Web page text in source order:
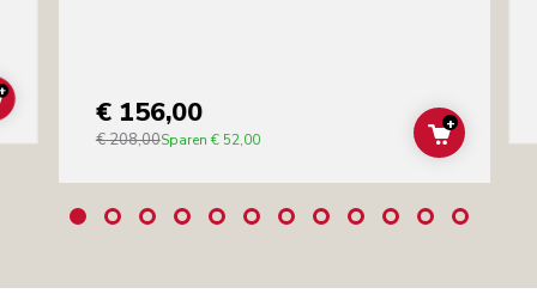
ADD TO CART€ 156,00
€ 208,00Sparen € 52,00 ADD TO
+